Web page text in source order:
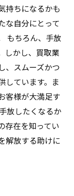
持ちになるかも
な自分にとって
もちろん、手放
しかし、買取業
、スムーズかつ
しています。ま
客様が大満足す
放したくなるか
存在を知ってい
解放する助けに